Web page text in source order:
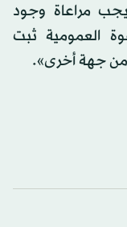
مراعاة وجود
العمومية ثبت
جهة أخرى».